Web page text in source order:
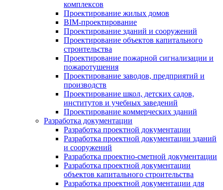
комплексов
Проектирование жилых домов
BIM-проектирование
Проектирование зданий и сооружений
Проектирование объектов капитального
строительства
Проектирование пожарной сигнализации и
пожаротушения
Проектирование заводов, предприятий и
производств
Проектирование школ, детских садов,
институтов и учебных заведений
Проектирование коммерческих зданий
Разработка документации
Разработка проектной документации
Разработка проектной документации зданий
и сооружений
Разработка проектно-сметной документации
Разработка проектной документации
объектов капитального строительства
Разработка проектной документации для